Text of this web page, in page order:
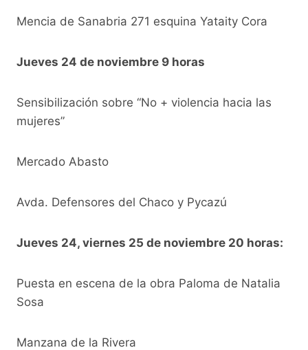
Mencia de Sanabria 271 esquina Yataity Cora
Jueves 24 de noviembre 9 horas
Sensibilización sobre “No + violencia hacia las
mujeres”
Mercado Abasto
Avda. Defensores del Chaco y Pycazú
Jueves 24, viernes 25 de noviembre 20 horas:
Puesta en escena de la obra Paloma de Natalia
Sosa
Manzana de la Rivera